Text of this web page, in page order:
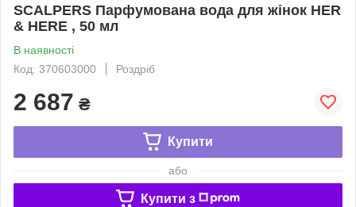
SCALPERS Парфумована вода для жінок HER
& HERE , 50 мл
В наявності
Код: 370603000
Роздріб
2 687 ₴
Купити
або
Купити з